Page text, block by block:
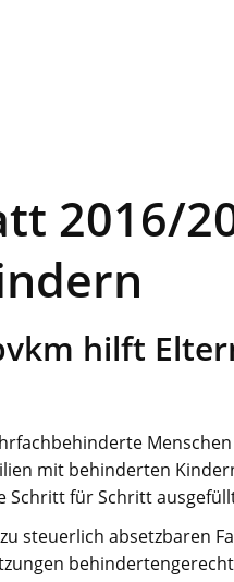
2016/
hilft
mit behinderten
für Schritt
steuerlich absetzbaren